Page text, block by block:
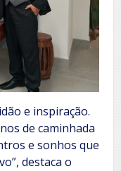
e inspiração.
de caminhada
e sonhos que
destaca o